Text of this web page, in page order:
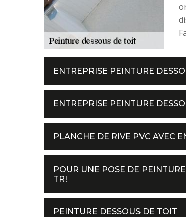
ENTREPRISE PEINTURE
ENTREPRISE PEINTURE
PLANCHE DE RIVE PVC AVEC
POUR UNE POSE DE
TR !
PEINTURE DESSOUS DE TOIT